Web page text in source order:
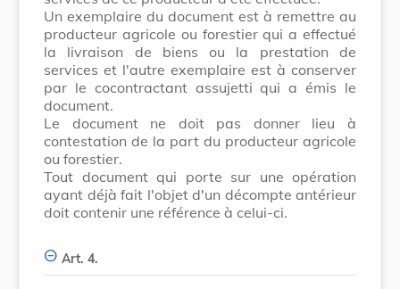
Un exemplaire du document est à remettre au
producteur agricole ou forestier qui a effectué
la livraison de biens ou la prestation de
services et l'autre exemplaire est à conserver
par le cocontractant assujetti qui a émis le
document.
Le document ne doit pas donner lieu à
contestation de la part du producteur agricole
ou forestier.
Tout document qui porte sur une opération
ayant déjà fait l'objet d'un décompte antérieur
doit contenir une référence à celui-ci.
Art. 4.